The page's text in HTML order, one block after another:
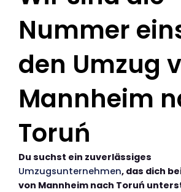
Nummer
den Umzug
Mannheim
Toruń
Du suchst ein zuverlässiges
Umzugsunternehmen, das dich
von Mannheim nach Toruń